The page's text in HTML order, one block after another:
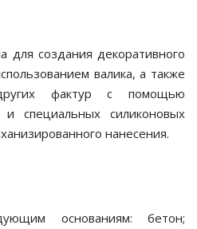
для создания декоративного
валика, а также
фактур с помощью
и специальных силиконовых
нанесения.
основаниям: бетон;